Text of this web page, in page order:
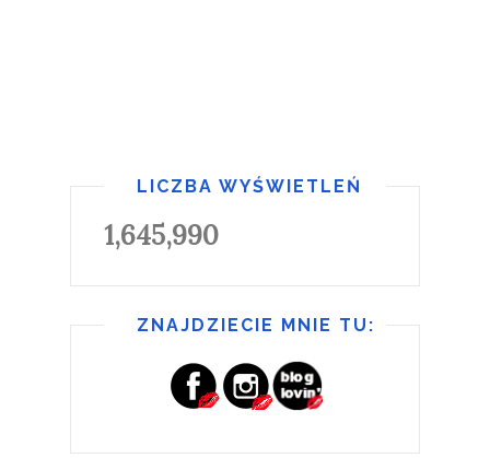
LICZBA WYŚWIETLEŃ
1,645,990
ZNAJDZIECIE MNIE TU: